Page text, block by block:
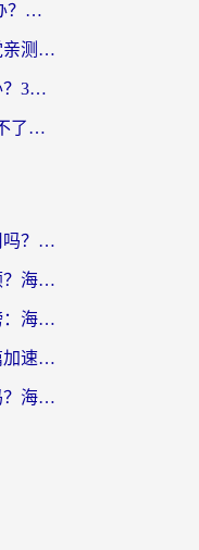
音悦Tai在瑞典用不了怎么办？海外华人追剧听歌的实用指南
优酷境外地域限制？海外党亲测：这样看国内剧再也不卡（附3个实用场景解决）
香港西瓜视频看不了怎么办？3步解决海外追剧难题，附靠谱加速器推荐
喜马拉雅FM在马来西亚用不了怎么办？海外华人亲测有效的回国加速指南
在国外打鸣潮用加速器有用吗？安全吗？海外玩家国服游戏加速全指南
德国怎么玩地鼠传奇不卡顿？海外党国服游戏加速全攻略（含战双EVE实用指南）
超越时空的猫加速器排行榜：海外党国服游戏不卡顿的终极选择指南
英国玩枪神纪总卡顿？这篇加速器选择指南帮你告别延迟（附实测推荐）
最强蜗牛迅游加速器有用吗？海外玩家国服游戏加速避坑指南（附德国玩忍者必须死3流星蝴蝶剑解决办法）